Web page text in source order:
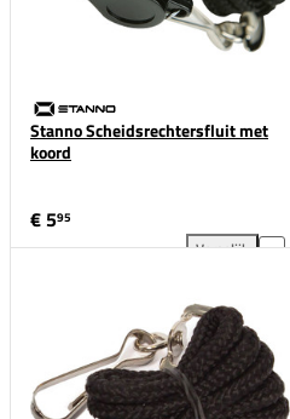
Stanno Scheidsrechtersfluit met
koord
€ 595
Vergelijk